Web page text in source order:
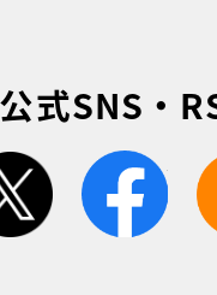
公式SNS・
twitter